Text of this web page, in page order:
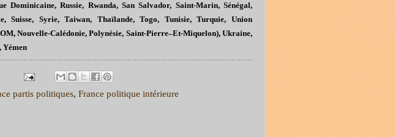
Dominicaine, Russie, Rwanda, San Salvador, Saint-Marin, Sénégal,
Suisse, Syrie, Taiwan, Thaïlande, Togo, Tunisie, Turquie, Union
Nouvelle-Calédonie, Polynésie, Saint-Pierre–Et-Miquelon), Ukraine,
Yémen
partis politiques, France politique intérieure